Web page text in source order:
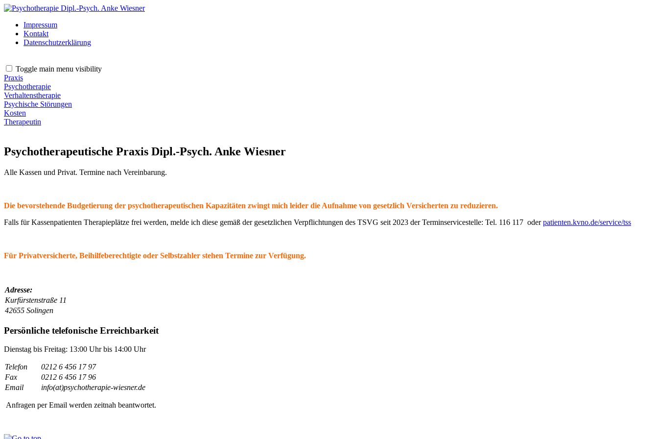
Impressum
Kontakt
Datenschutzerklärung
Toggle main menu visibility
Praxis
Psychotherapie
Verhaltenstherapie
Psychische Störungen
Kosten
Therapeutin
Psychotherapeutische Praxis Dipl.-Psych. Anke Wiesner
Alle Kassen und Privat. Termine nach Vereinbarung.
Die bevorstehende Budgetierung der psychotherapeutischen Kapazitäten zwingt mich leider die Aufnahme von gesetzlich Versicherten zu reduzieren.
Falls für Kassenpatienten Therapieplätze frei werden, melde ich diese gemäß der gesetzlichen Verpflichtungen des TSVG seit 2023 der Terminservicestelle: Tel. 116 117 oderpatienten.kvno.de/service/tss
Für Privatversicherte, Beihilfeberechtigte oder Selbstzahler stehen Termine zur Verfügung.
Adresse:
Kurfürstenstraße 11
42655 Solingen
Persönliche telefonische Erreichbarkeit
Dienstag bis Freitag: 13:00 Uhr bis 14:00 Uhr
Telefon
0212 6 456 17 97
Fax
0212 6 456 17 96
Email
info(at)psychotherapie-wiesner.de
Anfragen per Email werden zeitnah beantwortet.